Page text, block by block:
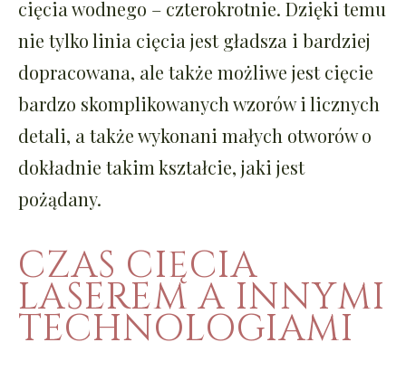
cięcia wodnego – czterokrotnie. Dzięki temu
nie tylko linia cięcia jest gładsza i bardziej
dopracowana, ale także możliwe jest cięcie
bardzo skomplikowanych wzorów i licznych
detali, a także wykonani małych otworów o
dokładnie takim kształcie, jaki jest
pożądany.
CZAS CIĘCIA
LASEREM A INNYMI
TECHNOLOGIAMI